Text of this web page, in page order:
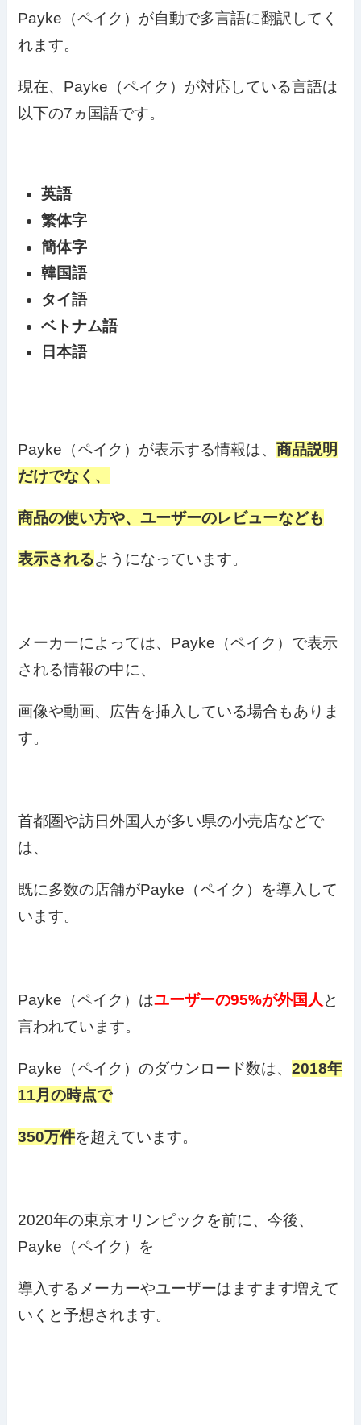
Payke（ペイク）が自動で多言語に翻訳してく
れます。
現在、Payke（ペイク）が対応している言語は
以下の7ヵ国語です。
英語
繁体字
簡体字
韓国語
タイ語
ベトナム語
日本語
Payke（ペイク）が表示する情報は、商品説明
だけでなく、
商品の使い方や、ユーザーのレビューなども
表示されるようになっています。
メーカーによっては、Payke（ペイク）で表示
される情報の中に、
画像や動画、広告を挿入している場合もありま
す。
首都圏や訪日外国人が多い県の小売店などで
は、
既に多数の店舗がPayke（ペイク）を導入して
います。
Payke（ペイク）はユーザーの95%が外国人 と
言われています。
Payke（ペイク）のダウンロード数は、2018年
11月の時点で
350万件を超えています。
2020年の東京オリンピックを前に、今後、
Payke（ペイク）を
導入するメーカーやユーザーはますます増えて
いくと予想されます。